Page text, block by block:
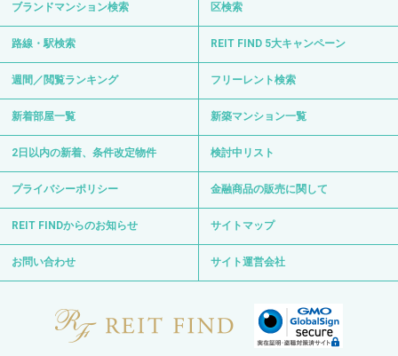
ブランドマンション検索 区検索
路線・駅検索 REIT FIND 5大キャンペーン
週間／閲覧ランキング フリーレント検索
新着部屋一覧 新築マンション一覧
2日以内の新着、条件改定物件 検討中リスト
プライバシーポリシー 金融商品の販売に関して
REIT FINDからのお知らせ サイトマップ
お問い合わせ サイト運営会社